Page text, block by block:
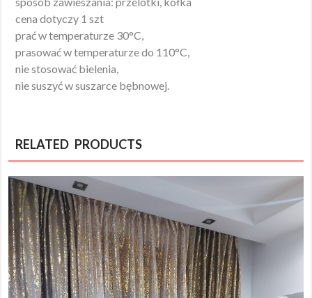
cena dotyczy 1 szt
prać w temperaturze 30°C,
prasować w temperaturze do 110°C,
nie stosować bielenia,
nie suszyć w suszarce bębnowej.
RELATED PRODUCTS